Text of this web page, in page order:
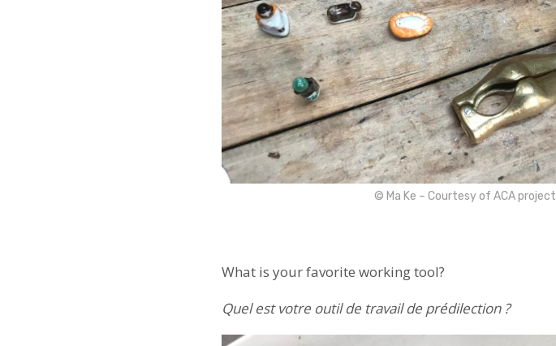
© Ma Ke – Courtesy of ACA project
What is your favorite working tool?
Quel est votre outil de travail de prédilection ?